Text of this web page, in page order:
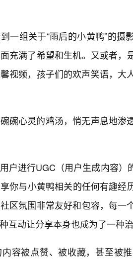
一组关于“雨后的小黄鸭”的摄
充满了希望和生机。又或者，
视频，孩子们的欢声笑语，
碗心灵的鸡汤，悄无声息地渗
户进行UGC（用户生成内容）
你与小黄鸭相关的任何有趣经
区氛围非常友好和包容，每一
互动让分享本身也成为了一种治
容被点赞、被收藏，甚至被